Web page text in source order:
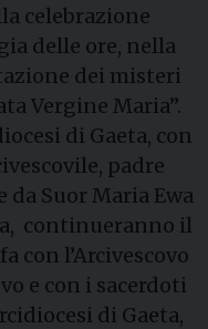
celebrazione
delle ore, nella
dei misteri
Vergine Maria”.
di Gaeta, con
padre
Suor Maria Ewa
continueranno il
con l’Arcivescovo
e con i sacerdoti
di Gaeta,